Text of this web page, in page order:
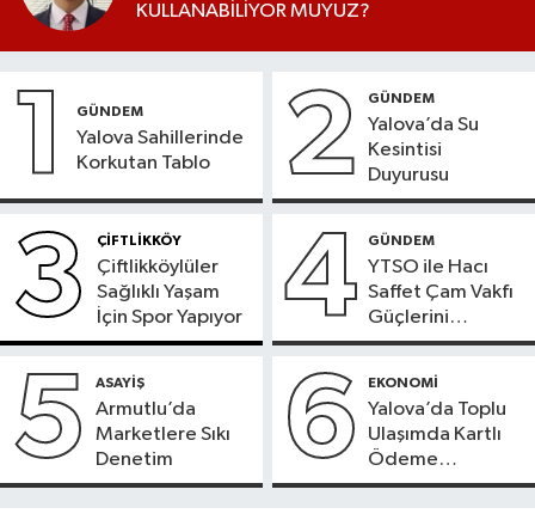
KULLANABİLİYOR MUYUZ?
1 GÜNDEM
Yalova Sahillerinde
Korkutan Tablo
2 GÜNDEM
Yalova’da Su
Kesintisi
Duyurusu
3 ÇİFTLİKKÖY
Çiftlikköylüler
Sağlıklı Yaşam
İçin Spor Yapıyor
4 GÜNDEM
YTSO ile Hacı
Saffet Çam Vakfı
Güçlerini
Birleştirdi
5 ASAYİŞ
Armutlu’da
Marketlere Sıkı
Denetim
6 EKONOMİ
Yalova’da Toplu
Ulaşımda Kartlı
Ödeme
Beklentisi